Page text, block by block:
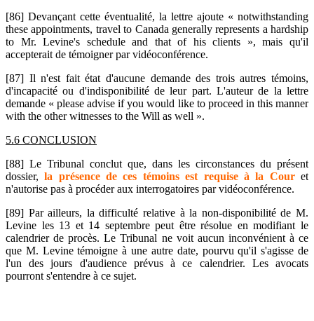
[86] Devançant cette éventualité, la lettre ajoute « notwithstanding
these appointments, travel to Canada generally represents a hardship
to Mr. Levine's schedule and that of his clients », mais qu'il
accepterait de témoigner par vidéoconférence.
[87] Il n'est fait état d'aucune demande des trois autres témoins,
d'incapacité ou d'indisponibilité de leur part. L'auteur de la lettre
demande « please advise if you would like to proceed in this manner
with the other witnesses to the Will as well ».
5.6 CONCLUSION
[88] Le Tribunal conclut que, dans les circonstances du présent
dossier,la présence de ces témoins est requise à la Couret
n'autorise pas à procéder aux interrogatoires par vidéoconférence.
[89] Par ailleurs, la difficulté relative à la non-disponibilité de M.
Levine les 13 et 14 septembre peut être résolue en modifiant le
calendrier de procès. Le Tribunal ne voit aucun inconvénient à ce
que M. Levine témoigne à une autre date, pourvu qu'il s'agisse de
l'un des jours d'audience prévus à ce calendrier. Les avocats
pourront s'entendre à ce sujet.